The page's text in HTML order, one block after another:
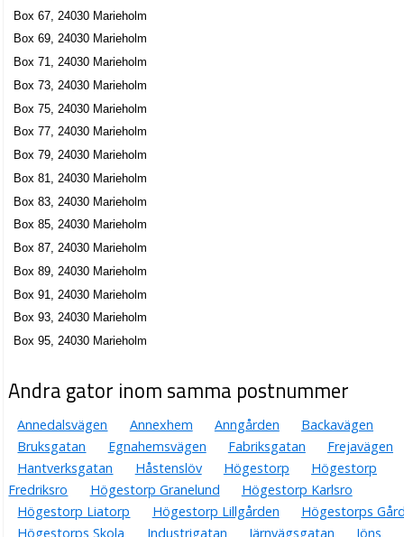
Box 67, 24030 Marieholm
Box 69, 24030 Marieholm
Box 71, 24030 Marieholm
Box 73, 24030 Marieholm
Box 75, 24030 Marieholm
Box 77, 24030 Marieholm
Box 79, 24030 Marieholm
Box 81, 24030 Marieholm
Box 83, 24030 Marieholm
Box 85, 24030 Marieholm
Box 87, 24030 Marieholm
Box 89, 24030 Marieholm
Box 91, 24030 Marieholm
Box 93, 24030 Marieholm
Box 95, 24030 Marieholm
Andra gator inom samma postnummer
Annedalsvägen Annexhem Anngården
Backavägen
Bruksgatan
Egnahemsvägen Fabriksgatan
Frejavägen
Hantverksgatan
Håstenslöv Högestorp
Högestorp
Fredriksro
Högestorp Granelund
Högestorp Karlsro
Högestorp Liatorp
Högestorp Lillgården
Högestorps
Högestorps Skola
Industrigatan Järnvägsgatan
Jöns